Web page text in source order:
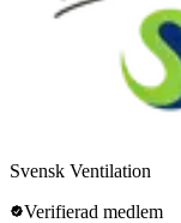
Svensk Ventilation
Verifierad medlem